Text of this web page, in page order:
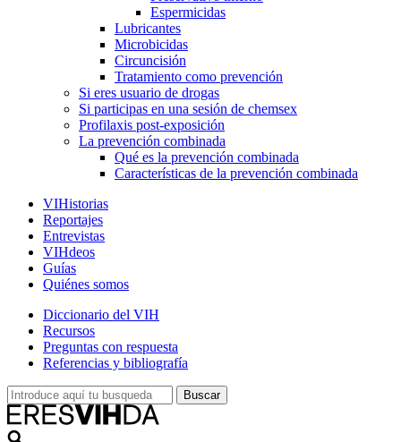
Espermicidas
Lubricantes
Microbicidas
Circuncisión
Tratamiento como prevención
Si eres usuario de drogas
Si participas en una sesión de chemsex
Profilaxis post-exposición
La prevención combinada
Qué es la prevención combinada
Características de la prevención combinada
VIHistorias
Reportajes
Entrevistas
VIHdeos
Guías
Quiénes somos
Diccionario del VIH
Recursos
Preguntas con respuesta
Referencias y bibliografía